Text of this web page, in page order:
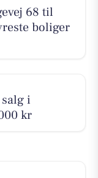
68 til
boliger
i
kr